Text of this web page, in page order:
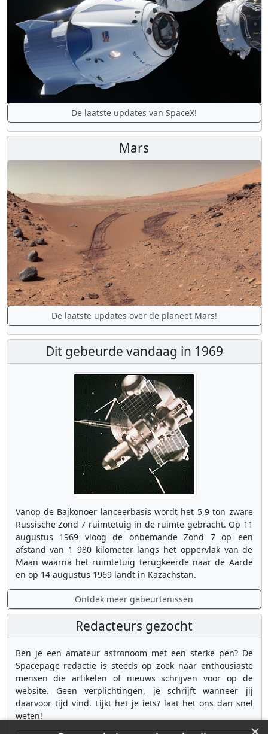
De laatste updates van SpaceX!
Mars
De laatste updates over de planeet Mars!
Dit gebeurde vandaag in 1969
Vanop de Bajkonoer lanceerbasis wordt het 5,9 ton zware
Russische Zond 7 ruimtetuig in de ruimte gebracht. Op 11
augustus 1969 vloog de onbemande Zond 7 op een
afstand van 1 980 kilometer langs het oppervlak van de
Maan waarna het ruimtetuig terugkeerde naar de Aarde
en op 14 augustus 1969 landt in Kazachstan.
Ontdek meer gebeurtenissen
Redacteurs gezocht
Ben je een amateur astronoom met een sterke pen? De
Spacepage redactie is steeds op zoek naar enthousiaste
mensen die artikelen of nieuws schrijven voor op de
website. Geen verplichtingen, je schrijft wanneer jij
daarvoor tijd vind. Lijkt het je iets? laat het ons dan snel
weten!